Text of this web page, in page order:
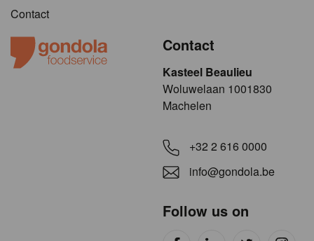
Contact
Contact
Kasteel Beaulieu
​​​Woluwelaan 1001830
Machelen
+32 2 616 0000
info@gondola.be
Follow us on